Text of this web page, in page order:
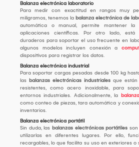
Balanza electrónica laboratorio
Para medir con exactitud en rangos muy
miligramos, tenemos la balanza electrónica de
automática o manual, permite mantener la
aplicaciones científicas. Por otro lado, está
duraderos para soportar el uso frecuente en
algunos modelos incluyen conexión a
dispositivos para registrar los datos.
Balanza electrónica industrial
Para soportar cargas pesadas desde 100 kg
las balanzas electrónicas industriales que
resistentes, como acero inoxidable, para
entornos industriales. Adicionalmente, la
como conteo de piezas, tara automática y
inventarios.
Balanza electrónica portátil
Sin duda, las balanzas electrónicas portátiles
utilizarlas en diferentes lugares. Por ello,
recargables, lo que facilita su uso en exteriores